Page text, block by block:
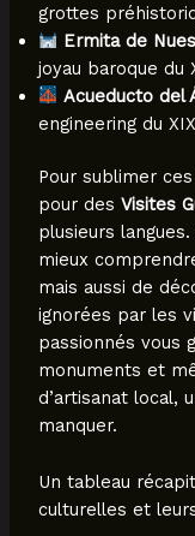
grottes
Ermita de
joyau baroque du
Acueducto del
engineering du
Pour sublimer
pour des Visites
plusieurs
mieux
mais aussi de
ignorées par les
passionnés vous
monuments et
d’artisanat local,
manquer.
Un tableau
culturelles et